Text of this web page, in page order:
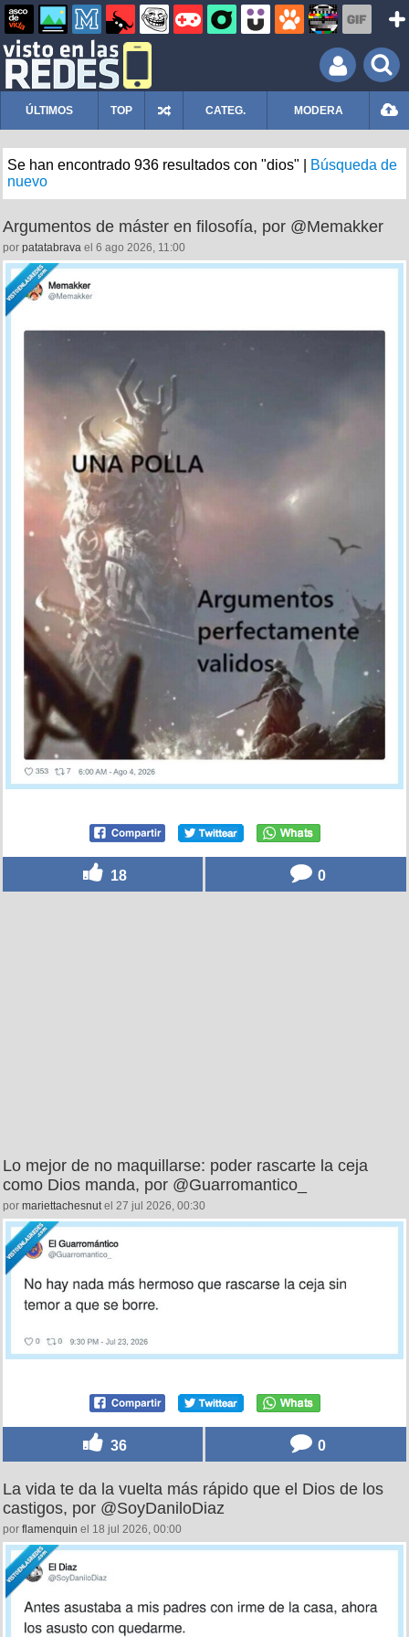
ÚLTIMOS TOP CATEG. MODERA
Se han encontrado 936 resultados con "dios" |
Búsqueda de
nuevo
Argumentos de máster en filosofía, por @Memakker
por patatabrava el 6 ago 2026, 11:00
18 0
Lo mejor de no maquillarse: poder rascarte la ceja
como Dios manda, por @Guarromantico_
por mariettachesnutel 27 jul 2026, 00:30
36 0
La vida te da la vuelta más rápido que el Dios de los
castigos, por @SoyDaniloDiaz
por flamenquin el 18 jul 2026, 00:00